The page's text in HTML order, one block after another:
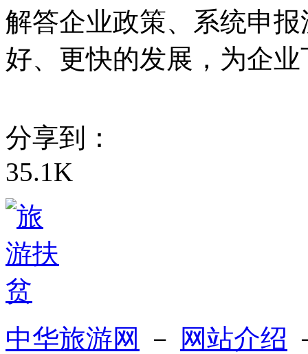
解答企业政策、系统申
好、更快的发展，为企
分享到：
35.1K
中华旅游网 － 网站介绍